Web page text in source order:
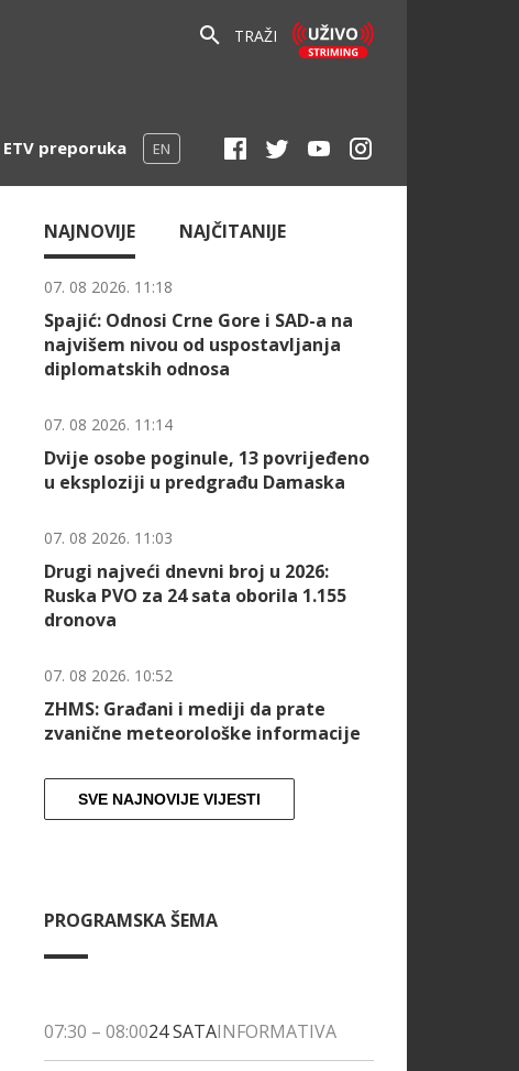
TRAŽI
ETV preporuka EN
NAJNOVIJE NAJČITANIJE
07. 08 2026. 11:18
Spajić: Odnosi Crne Gore i SAD-a na
najvišem nivou od uspostavljanja
diplomatskih odnosa
07. 08 2026. 11:14
Dvije osobe poginule, 13 povrijeđeno
u eksploziji u predgrađu Damaska
07. 08 2026. 11:03
Drugi najveći dnevni broj u 2026:
Ruska PVO za 24 sata oborila 1.155
dronova
07. 08 2026. 10:52
ZHMS: Građani i mediji da prate
zvanične meteorološke informacije
SVE NAJNOVIJE VIJESTI
PROGRAMSKA ŠEMA
07:30 – 08:0024 SATAINFORMATIVA